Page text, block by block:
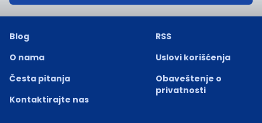
Blog
O nama
Česta pitanja
Kontaktirajte nas
RSS
Uslovi korišćenja
Obaveštenje o
privatnosti